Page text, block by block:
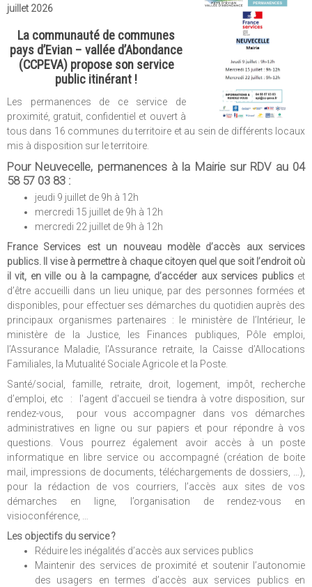
juillet 2026
La communauté de communes
pays d’Evian – vallée d’Abondance
(CCPEVA) propose son service
public itinérant !
Les permanences de ce service de
proximité, gratuit, confidentiel et ouvert à
tous dans 16 communes du territoire et au sein de différents locaux
mis à disposition sur le territoire.
Pour Neuvecelle, permanences à la Mairie sur RDV au 04
58 57 03 83 :​​​​
jeudi 9 juillet de 9h à 12h
mercredi 15 juillet de 9h à 12h
mercredi 22 juillet de 9h à 12h
France Services est un nouveau modèle d’accès aux services
publics. Il vise à permettre à chaque citoyen quel que soit l’endroit où
il vit, en ville ou à la campagne, d’accéder aux services publicset
d’être accueilli dans un lieu unique, par des personnes formées et
disponibles, pour effectuer ses démarches du quotidien auprès des
principaux organismes partenaires : le ministère de l’Intérieur, le
ministère de la Justice, les Finances publiques, Pôle emploi,
l’Assurance Maladie, l’Assurance retraite, la Caisse d’Allocations
Familiales, la Mutualité Sociale Agricole et la Poste.
Santé/social, famille, retraite, droit, logement, impôt, recherche
d’emploi, etc : l'agent d'accueil se tiendra à votre disposition, sur
rendez-vous, pour vous accompagner dans vos démarches
administratives en ligne ou sur papiers et pour répondre à vos
questions. Vous pourrez également avoir accès à un poste
informatique en libre service ou accompagné (création de boite
mail, impressions de documents, téléchargements de dossiers, …),
pour la rédaction de vos courriers, l’accès aux sites de vos
démarches en ligne, l’organisation de rendez-vous en
visioconférence, …
Les objectifs du service ?
Réduire les inégalités d’accès aux services publics
Maintenir des services de proximité et soutenir l’autonomie
des usagers en termes d’accès aux services publics en